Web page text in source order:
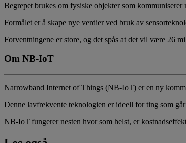
Begrepet brukes om fysiske objekter som kommuniserer
Formålet er å skape nye verdier ved bruk av
Forventningene er store, og det spås at det vil være 26
Om NB-IoT
Narrowband Internet of Things (NB-IoT) er en ny
Denne lavfrekvente teknologien er ideell for ting som
NB-IoT fungerer nesten hvor som helst, er